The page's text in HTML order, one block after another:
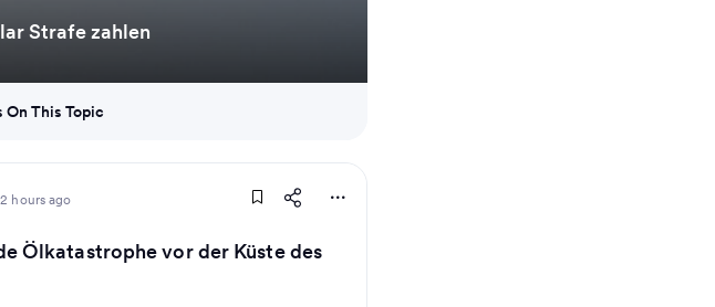
Strafe zahlen
On This Topic
hours ago
Ölkatastrophe vor der Küste des